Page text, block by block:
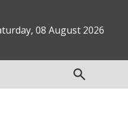
08 August 2026